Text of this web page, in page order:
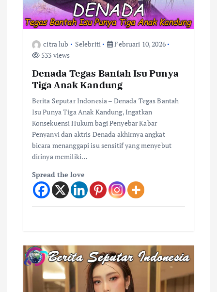
citra lub Selebriti
Februari 10, 2026
533 views
Denada Tegas Bantah Isu Punya
Tiga Anak Kandung
Berita Seputar Indonesia – Denada Tegas Bantah
Isu Punya Tiga Anak Kandung, Ingatkan
Konsekuensi Hukum bagi Penyebar Kabar
Penyanyi dan aktris Denada akhirnya angkat
bicara menanggapi isu sensitif yang menyebut
dirinya memiliki…
Spread the love